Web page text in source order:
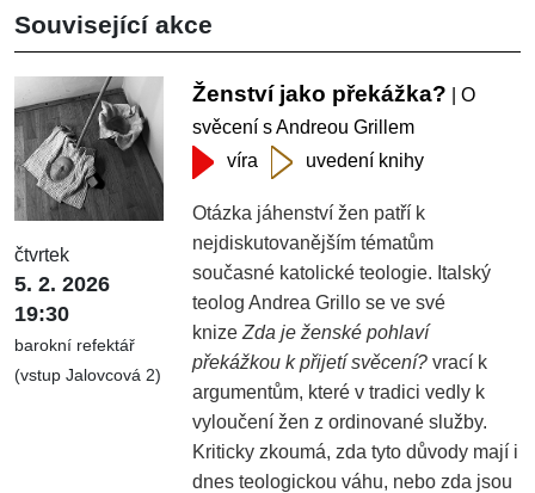
Související akce
čtvrtek
5. 2. 2026
19:30
barokní refektář
(vstup Jalovcová 2)
Ženství jako překážka? | O
svěcení s Andreou Grillem
víra
uvedení knihy
Otázka jáhenství žen patří k
nejdiskutovanějším tématům
současné katolické teologie. Italský
teolog Andrea Grillo se ve své
knizeZda je ženské pohlaví
překážkou k přijetí svěcení? vrací k
argumentům, které v tradici vedly k
vyloučení žen z ordinované služby.
Kriticky zkoumá, zda tyto důvody mají i
dnes teologickou váhu, nebo zda jsou